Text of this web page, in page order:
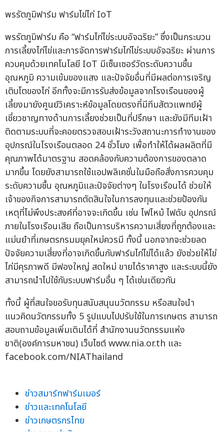
พรรัตภูมิฟาร์ม ฟาร์มไข่ไก่ IoT
พรรัตภูมิฟาร์ม คือ “ฟาร์มไก่ไข่ระบบอัจฉริยะ” ซึ่งเป็นกระบวน
การเลี้ยงไก่ไข่และการจัดการฟาร์มไก่ไข่ระบบอัจฉริยะ ผ่านการ
ควบคุมด้วยเทคโนโลยี IoT มีเซ็นเซอร์วัดระดับความชื้น
อุณหภูมิ ความเข้มของแสง และปัจจัยอื่นที่มีผลต่อการเจริญ
เติบโตของไก่ อีกทั้งจะมีการรับส่งข้อมูลจากโรงเรือนของผู้
เลี้ยงมายังศูนย์วิเคราะห์ข้อมูลโดยตรงที่มีทีมสัตวแพทย์ผู้
เชี่ยวชาญทางด้านการเลี้ยงช่วยเป็นที่ปรึกษา และยังมีทีมเฝ้า
ติดตามระบบที่จะคอยตรวจสอบเฝ้าระวังสถานะการทำงานของ
อุปกรณ์ในโรงเรือนตลอด 24 ชั่วโมง เพื่อทำให้ได้ผลผลิตที่มี
คุณภาพได้มาตรฐาน สอดคล้องกับความต้องการของตลาด
มากขึ้น โดยยังสามารถใช้แอปพลิเคชั่นในมือถือสั่งการควบคุม
ระดับความชื้น อุณหภูมิและปัจจัยต่างๆ ในโรงเรือนได้ ช่วยให้
เจ้าของกิจการสามารถตัดสินใจในการลงทุนและช่วยป้องกัน
เหตุที่ไม่พึงประสงค์ที่อาจจะเกิดขึ้น เช่น ไฟไหม้ ไฟดับ อุปกรณ์
ภายในโรงเรือนเสีย ถือเป็นการบริหารความเสี่ยงที่ถูกต้องและ
แม่นยำที่เกษตรกรมมยุคใหม่ควรมี ทั้งนี้ นอกจากจะช่วยลด
ปัจจัยความเสี่ยงที่อาจเกิดขึ้นกับฟาร์มไก่ไข่ได้แล้ว ยังช่วยให้ไข่
ไก่มีคุรภาพดี มีฟองใหญ่ สดใหม่ ขายได้ราคาสูง และระบบนี้ยัง
สามารถนำไปใช้กับระบบฟาร์มอื่น ๆ ได้เช่นเดียวกัน
ทั้งนี้ ผู้ที่สนใจขอรับทุนสนับสนุนนวัตกรรม หรือสนใจนำ
แนวคิดนวัตกรรมทั้ง 5 รูปแบบไปปรับใช้ในการเกษตร สามารถ
สอบถามข้อมูลเพิ่มเติมได้ที่ สำนักงานนวัตกรรมแห่ง
ชาติ(องค์การมหาชน) เว็บไซต์ www.nia.or.th และ
facebook.com/NIAThailand
ข่าวสมาร์ทฟาร์มเมอร์
ข่าวและเทคโนโลยี
ข่าวเกษตรกรไทย